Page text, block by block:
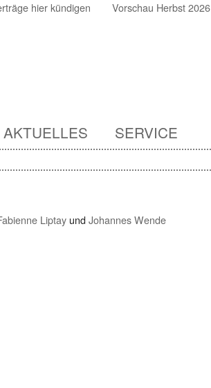
hier kündigen Vorschau Herbst 2026
AKTUELLES SERVICE
Liptay undJohannes Wende